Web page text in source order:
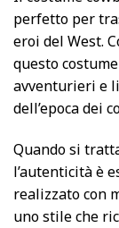
perfetto per
eroi del West.
questo
avventurieri e
dell’epoca dei
Quando si
l’autenticità è
realizzato con
uno stile che